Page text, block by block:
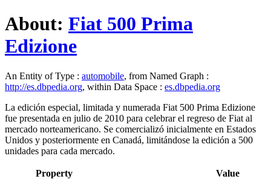
About: Fiat 500 Prima
Edizione
An Entity of Type : automobile, from Named Graph :
http://es.dbpedia.org, within Data Space : es.dbpedia.org
La edición especial, limitada y numerada Fiat 500 Prima Edizione​
fue presentada en julio de 2010 para celebrar el regreso de Fiat al
mercado norteamericano.​​ Se comercializó inicialmente en Estados
Unidos y posteriormente en Canadá, limitándose la edición a 500
unidades para cada mercado.​​
Property Value